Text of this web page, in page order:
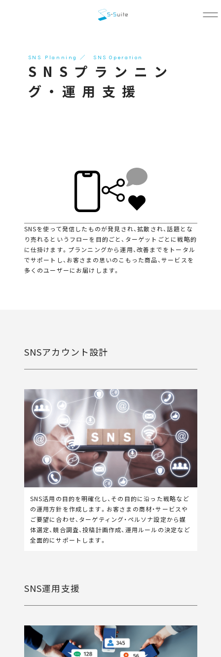
SNS Planning ／ SNS Operation
SNSプランニン
グ・運用支援
SNSを使って発信したものが発見され、拡散され、話題とな
り売れるというフローを目的ごと、ターゲットごとに戦略的
に仕掛けます。プランニングから運用、改善までをトータル
でサポートし、お客さまの思いのこもった商品、サービスを
多くのユーザーにお届けします。
SNSアカウント設計
SNS活用の目的を明確化し、その目的に沿った戦略など
の運用方針を作成します。お客さまの商材・サービスや
ご要望に合わせ、ターゲティング・ペルソナ設定から媒
体選定、競合調査、投稿計画作成、運用ルールの決定など
全面的にサポートします。
SNS運用支援